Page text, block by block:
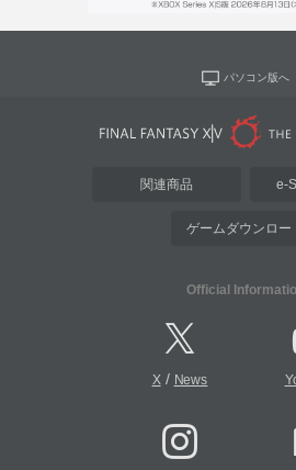
パソコン版へ
関連商品 e-
ゲームダウンロー
Official
X/ News